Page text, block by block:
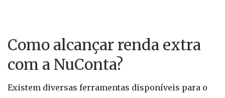
Como alcançar renda extra
com a NuConta?
Existem diversas ferramentas disponíveis para o